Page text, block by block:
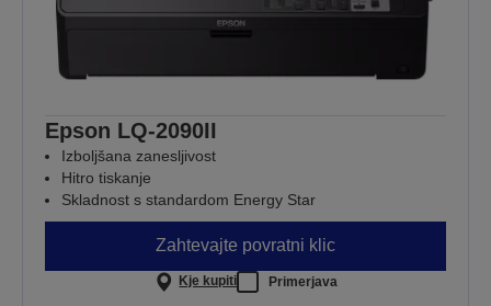
Epson LQ-2090II
Izboljšana zanesljivost
Hitro tiskanje
Skladnost s standardom Energy Star
Zahtevajte povratni klic
Kje kupiti Primerjava